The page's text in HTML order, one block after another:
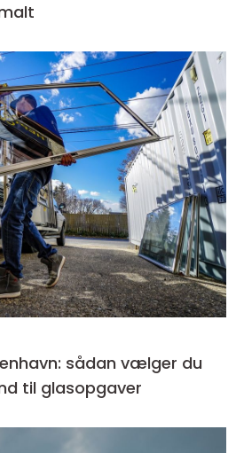
sådan vælger du
til glasopgaver